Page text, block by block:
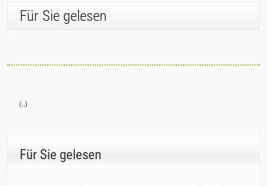
Für Sie gelesen
(..)
Für Sie gelesen